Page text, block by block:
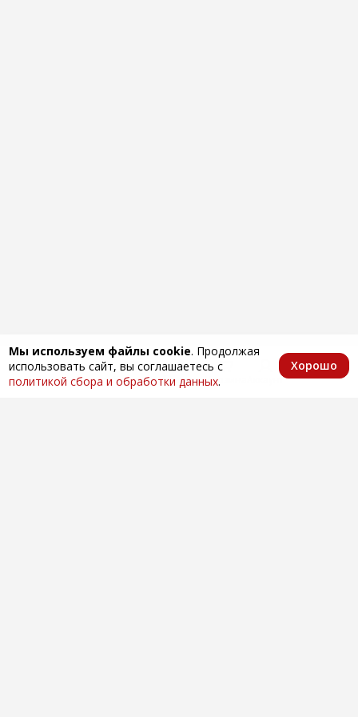
Мы используем файлы cookie. Продолжая
использовать сайт, вы соглашаетесь с
политикой сбора и обработки данных.
Хорошо
Главная КаталогИзбранноеКорзина Аккаунт